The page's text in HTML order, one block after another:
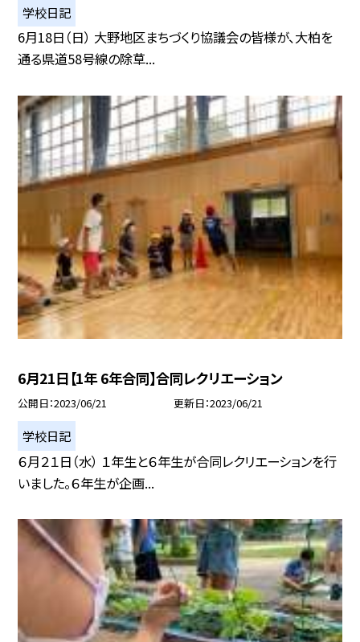
学校日記
6月18日（日） 大野地区まちづくり協議会の皆様が、大柏を
通る県道58号線の除草...
6月21日【1年 6年合同】合同レクリエーション
公開日 2023/06/21 更新日 2023/06/21
学校日記
６月２１日（水） １年生と６年生が合同レクリエーションを行
いました。６年生が企画...